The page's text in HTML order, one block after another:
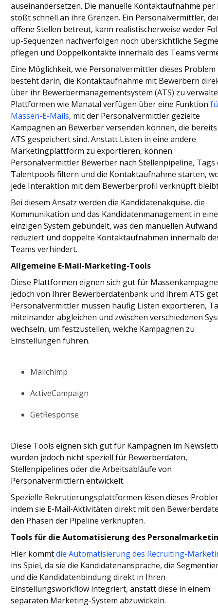
auseinandersetzen. Die manuelle Kontaktaufnahme per
stößt schnell an ihre Grenzen. Ein Personalvermittler,
offene Stellen betreut, kann realistischerweise weder
up-Sequenzen nachverfolgen noch übersichtliche
pflegen und Doppelkontakte innerhalb des Teams
Eine Möglichkeit, wie Personalvermittler dieses Problem
besteht darin, die Kontaktaufnahme mit Bewerbern
über ihr Bewerbermanagementsystem (ATS) zu
Plattformen wie Manatal verfügen über eine Funktion
Massen-E-Mails, mit der Personalvermittler gezielte
Kampagnen an Bewerber versenden können, die
ATS gespeichert sind. Anstatt Listen in eine andere
Marketingplattform zu exportieren, können
Personalvermittler Bewerber nach Stellenpipeline, Tags
Talentpools filtern und die Kontaktaufnahme starten,
jede Interaktion mit dem Bewerberprofil verknüpft
Bei diesem Ansatz werden die Kandidatenakquise, die
Kommunikation und das Kandidatenmanagement in
einzigen System gebündelt, was den manuellen Aufwand
reduziert und doppelte Kontaktaufnahmen innerhalb
Teams verhindert.
Allgemeine E-Mail-Marketing-Tools
Diese Plattformen eignen sich gut für
jedoch von Ihrer Bewerberdatenbank und Ihrem ATS
Personalvermittler müssen häufig Listen exportieren,
miteinander abgleichen und zwischen verschiedenen
wechseln, um festzustellen, welche Kampagnen zu
Einstellungen führen.
Mailchimp
ActiveCampaign
GetResponse
Diese Tools eignen sich gut für Kampagnen im
wurden jedoch nicht speziell für Bewerberdaten,
Stellenpipelines oder die Arbeitsabläufe von
Personalvermittlern entwickelt.
Spezielle Rekrutierungsplattformen lösen dieses
indem sie E-Mail-Aktivitäten direkt mit den
den Phasen der Pipeline verknüpfen.
Tools für die Automatisierung des
Hier kommtdie Automatisierung des Recruiting-
ins Spiel, da sie die Kandidatenansprache, die
und die Kandidatenbindung direkt in Ihren
Einstellungsworkflow integriert, anstatt diese in einem
separaten Marketing-System abzuwickeln.